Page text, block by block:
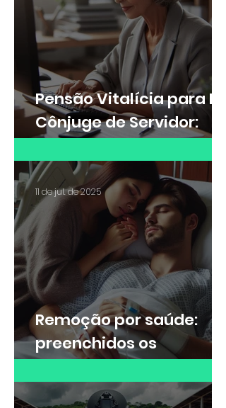
Pensão Vitalícia para Ex-
Cônjuge de Servidor:
Saiba quando é possível
receber
Remoção por saúde:
preenchidos os
requisitos da lei, não
cabe negativa da
11 de jul. de 2025